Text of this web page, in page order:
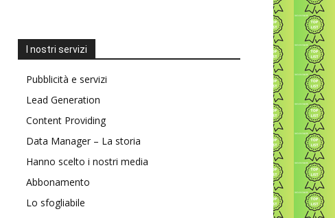
I nostri servizi
Pubblicità e servizi
Lead Generation
Content Providing
Data Manager – La storia
Hanno scelto i nostri media
Abbonamento
Lo sfogliabile